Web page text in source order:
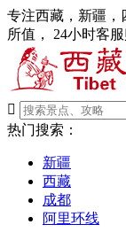
专注西藏，新疆，
所值， 24小时客服

热门搜索：
新疆
西藏
成都
阿里环线